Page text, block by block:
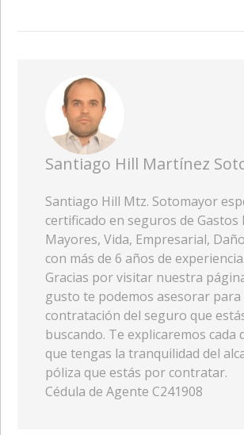
Santiago Hill Martínez
Santiago Hill Mtz. Sotomayor
certificado en seguros de Gastos
Mayores, Vida, Empresarial,
con más de 6 años de experiencia.
Gracias por visitar nuestra
gusto te podemos asesorar para
contratación del seguro que
buscando. Te explicaremos cada
que tengas la tranquilidad del
póliza que estás por contratar.
Cédula de Agente C241908